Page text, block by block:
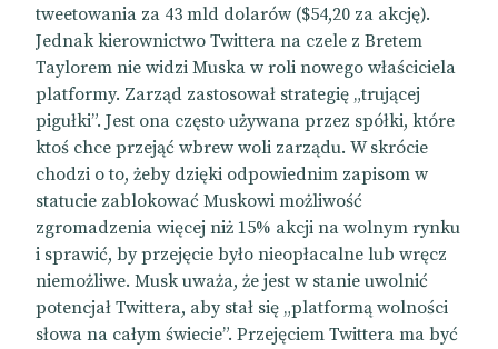
tweetowania za 43 mld dolarów ($54,20 za akcję).
Jednak kierownictwo Twittera na czele z Bretem
Taylorem nie widzi Muska w roli nowego właściciela
platformy. Zarząd zastosował strategię „trującej
pigułki”. Jest ona często używana przez spółki, które
ktoś chce przejąć wbrew woli zarządu. W skrócie
chodzi o to, żeby dzięki odpowiednim zapisom w
statucie zablokować Muskowi możliwość
zgromadzenia więcej niż 15% akcji na wolnym rynku
i sprawić, by przejęcie było nieopłacalne lub wręcz
niemożliwe. Musk uważa, że jest w stanie uwolnić
potencjał Twittera, aby stał się „platformą wolności
słowa na całym świecie”. Przejęciem Twittera ma być